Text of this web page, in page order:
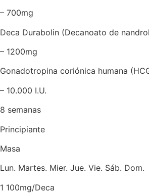
– 700mg
Deca Durabolin (Decanoato de
– 1200mg
Gonadotropina coriónica humana
– 10.000 I.U.
8 semanas
Principiante
Masa
Lun. Martes. Mier. Jue. Vie. Sáb. Dom.
1 100mg/Deca